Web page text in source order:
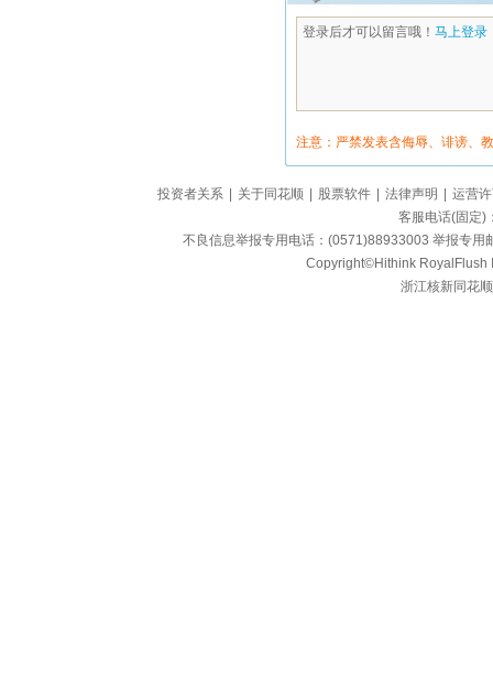
登录后才可以留言哦！ 马上登录
注意：严禁发表含侮辱、诽谤、
投资者关系 关于同花顺 股票软件 法律声明
运营
客服电话(固定
不良信息举报专用电话：(0571)88933003 举报专
Copyright©Hithink RoyalFlush
浙江核新同花